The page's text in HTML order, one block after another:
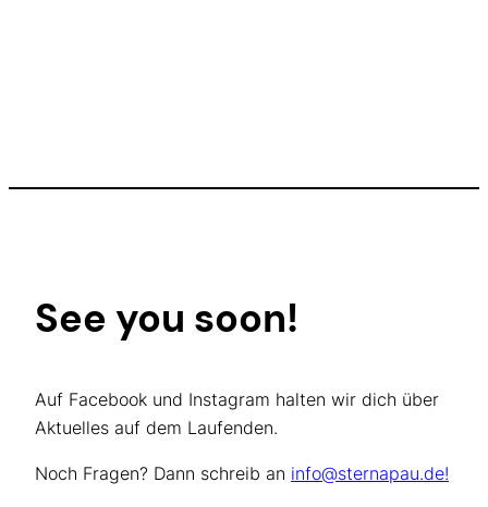
See you soon!
Auf Facebook und Instagram halten wir dich über
Aktuelles auf dem Laufenden.
Noch Fragen? Dann schreib an info@sternapau.de!